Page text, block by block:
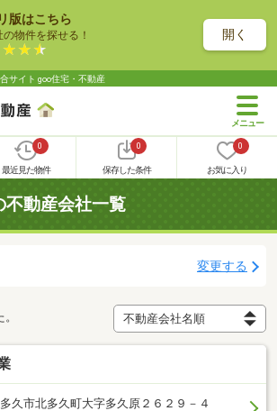
版はこちら
物件を探せる！ 開く
サイト goo住宅・不動産
0
最近見た物件
0
保存した条件
0
お気に入り
不動産会社一覧
変更する
久市北多久町大字多久原２６２９－４